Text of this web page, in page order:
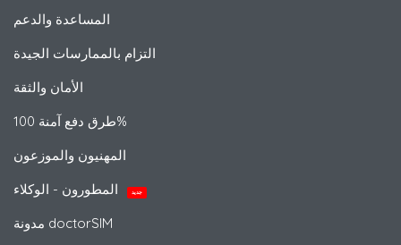
المساعدة والدعم
التزام بالممارسات الجيدة
الأمان والثقة
طرق دفع آمنة 100%
المهنيون والموزعون
جديد
مدونة doctorSIM